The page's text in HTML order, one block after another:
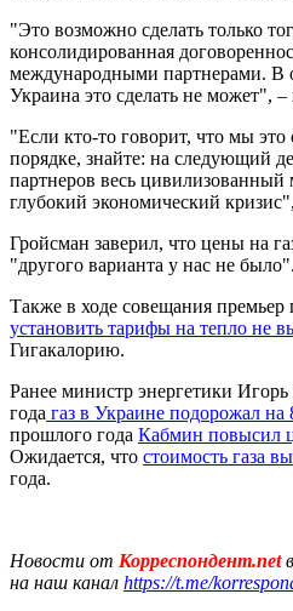
"Это возможно сделать только
консолидированная
международными партнерами. В
Украина это сделать не может",
"Если кто-то говорит, что мы
порядке, знайте: на следующий
партнеров весь цивилизованный
глубокий экономический
Гройсман заверил, что цены на
"другого варианта у нас не было".
Также в ходе совещания
установить тарифы на тепло не
Гигакалорию.
Ранее министр энергетики
года газ в Украине подорожал на
прошлого года Кабмин повысил
Ожидается, что стоимость газа
года.
Новости от Корреспондент.net
на наш канал https://t.me/